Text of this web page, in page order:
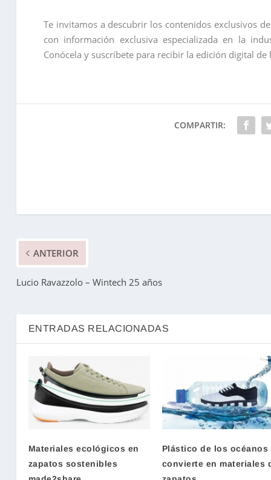
Te invitamos a descubrir los contenidos exclusivos
con información exclusiva especializada en la
Conócela y suscríbete para recibir la edición digital de
COMPARTIR:
ANTERIOR
Lucio Ravazzolo – Wintech 25 años
ENTRADAS RELACIONADAS
Materiales ecológicos en
zapatos sostenibles
Plástico de los océanos
convierte en materiales